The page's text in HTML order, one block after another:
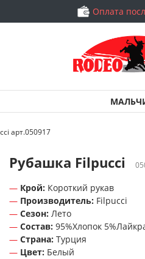
Оплата
арт.050917
Рубашка Filpucci
Крой: Короткий рукав
Производитель: Filpucci
Сезон: Лето
Состав: 95%Хлопок
Страна: Турция
Цвет: Белый